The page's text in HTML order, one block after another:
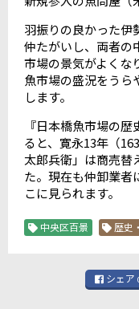
羽振りの良かった伊
仲たがいし、両者の
市場の景気がよくな
魚市場の盛況をうら
します。
『日本橋魚市場の
ると、寛永13年（
太郎兵衛」は商売替
た。現在も仲卸業者
こに見られます。
中央区百景 歴史
シェア